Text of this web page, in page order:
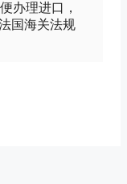
办理进口，
国海关法规